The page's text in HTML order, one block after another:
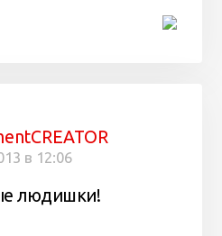
в 12:06
людишки!